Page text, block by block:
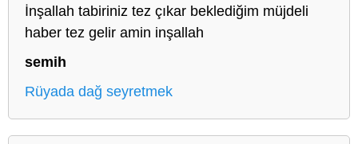
İnşallah tabiriniz tez çıkar beklediğim müjdeli
haber tez gelir amin inşallah
semih
Rüyada dağ seyretmek